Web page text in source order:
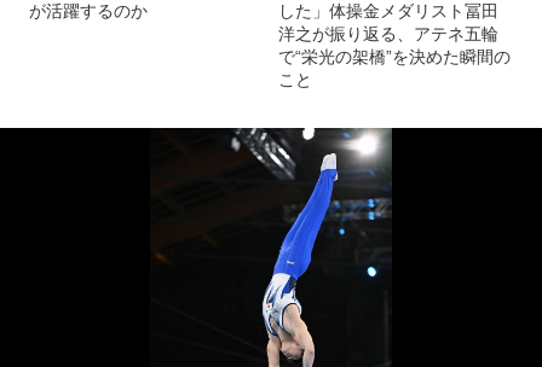
が活躍するのか
した」体操金メダリスト冨田
洋之が振り返る、アテネ五輪
で“栄光の架橋”を決めた瞬間の
こと